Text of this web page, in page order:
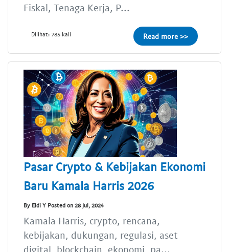
Fiskal, Tenaga Kerja, P...
Dilihat: 785 kali Read more >>
Pasar Crypto & Kebijakan Ekonomi
Baru Kamala Harris 2026
By Eldi Y Posted on 28 Jul, 2024
Kamala Harris, crypto, rencana,
kebijakan, dukungan, regulasi, aset
digital, blockchain, ekonomi, pa...